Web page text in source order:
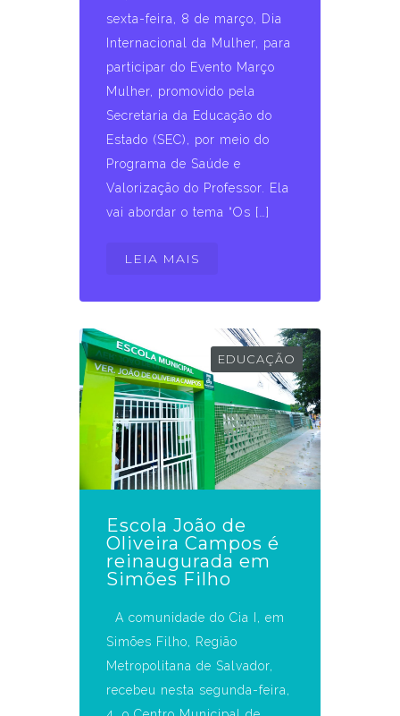
sexta-feira, 8 de março, Dia
Internacional da Mulher, para
participar do Evento Março
Mulher, promovido pela
Secretaria da Educação do
Estado (SEC), por meio do
Programa de Saúde e
Valorização do Professor. Ela
vai abordar o tema “Os […]
LEIA MAIS
EDUCAÇÃO
Escola João de
Oliveira Campos é
reinaugurada em
Simões Filho
A comunidade do Cia I, em
Simões Filho, Região
Metropolitana de Salvador,
recebeu nesta segunda-feira,